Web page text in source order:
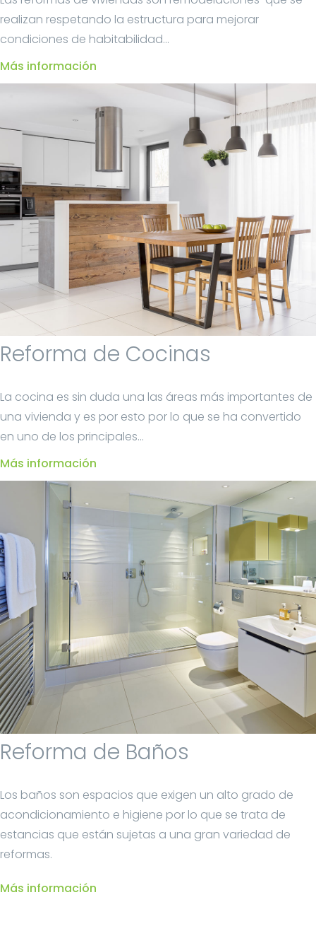
realizan respetando la estructura para mejorar
condiciones de habitabilidad...
Más información
Reforma de Cocinas
La cocina es sin duda una las áreas más importantes de
una vivienda y es por esto por lo que se ha convertido
en uno de los principales...
Más información
Reforma de Baños
Los baños son espacios que exigen un alto grado de
acondicionamiento e higiene por lo que se trata de
estancias que están sujetas a una gran variedad de
reformas.
Más información